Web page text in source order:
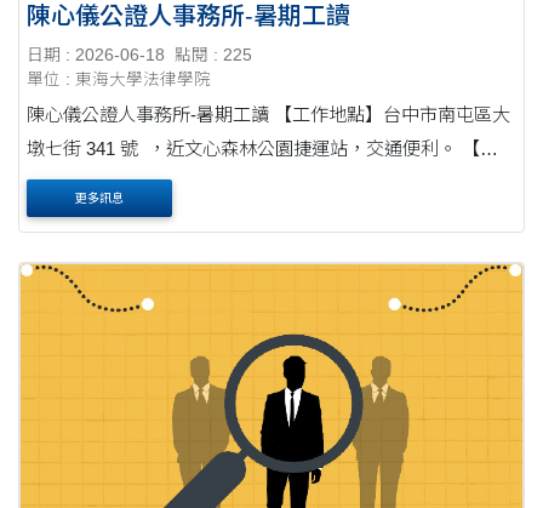
陳心儀公證人事務所-暑期工讀
日期 : 2026-06-18
點閱 : 225
單位 : 東海大學法律學院
陳心儀公證人事務所-暑期工讀 【工作地點】台中市南屯區大
墩七街 341 號 ，近文心森林公園捷運站，交通便利。 【薪
資待遇】時薪 250 元，後續會依工作表現調整薪資。 【保險
制度】依法加保 【聯....
更多訊息